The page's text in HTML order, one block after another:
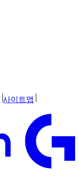
사이트맵